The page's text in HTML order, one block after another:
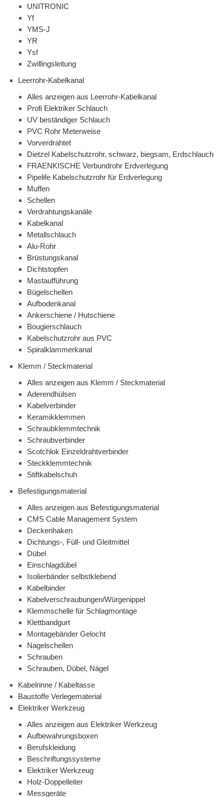
UNITRONIC
Yf
YMS-J
YR
Ysf
Zwillingsleitung
Leerrohr-Kabelkanal
Alles anzeigen aus Leerrohr-Kabelkanal
Profi Elektriker Schlauch
UV beständiger Schlauch
PVC Rohr Meterweise
Vorverdrahtet
Dietzel Kabelschutzrohr, schwarz, biegsam, Erdschlauch
FRAENKISCHE Verbundrohr Erdverlegung
Pipelife Kabelschutzrohr für Erdverlegung
Muffen
Schellen
Verdrahtungskanäle
Kabelkanal
Metallschlauch
Alu-Rohr
Brüstungskanal
Dichtstopfen
Mastaufführung
Bügelschellen
Aufbodenkanal
Ankerschiene / Hutschiene
Bougierschlauch
Kabelschutzrohr aus PVC
Spiralklammerkanal
Klemm / Steckmaterial
Alles anzeigen aus Klemm / Steckmaterial
Aderendhülsen
Kabelverbinder
Keramikklemmen
Schraubklemmtechnik
Schraubverbinder
Scotchlok Einzeldrahtverbinder
Steckklemmtechnik
Stiftkabelschuh
Befestigungsmaterial
Alles anzeigen aus Befestigungsmaterial
CMS Cable Management System
Deckenhaken
Dichtungs-, Füll- und Gleitmittel
Dübel
Einschlagdübel
Isolierbänder selbstklebend
Kabelbinder
Kabelverschraubungen/Würgenippel
Klemmschelle für Schlagmontage
Klettbandgurt
Montagebänder Gelocht
Nagelschellen
Schrauben
Schrauben, Dübel, Nägel
Kabelrinne / Kabeltasse
Baustoffe Verlegematerial
Elektriker Werkzeug
Alles anzeigen aus Elektriker Werkzeug
Aufbewahrungsboxen
Berufskleidung
Beschriftungssysteme
Elektriker Werkzeug
Holz-Doppelleiter
Messgeräte